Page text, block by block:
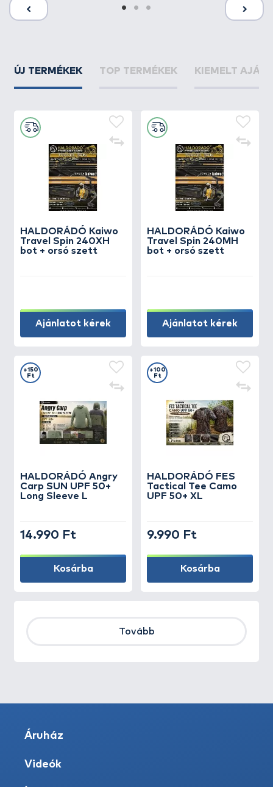
ÚJ TERMÉKEK TOP TERMÉKEK KIEMELT
HALDORÁDÓ Kaiwo
Travel Spin 240XH
bot + orsó szett
Ajánlatot kérek
HALDORÁDÓ Kaiwo
Travel Spin 240MH
bot + orsó szett
Ajánlatot kérek
HALDORÁDÓ Angry
Carp SUN UPF 50+
Long Sleeve L
+150
Ft
14.990 Ft
Kosárba
HALDORÁDÓ FES
Tactical Tee Camo
UPF 50+ XL
+100
Ft
9.990 Ft
Kosárba
Tovább
Áruház
Videók